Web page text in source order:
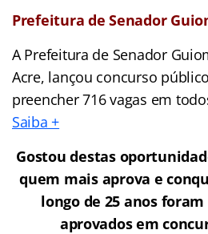
Prefeitura de Senador
A Prefeitura de Senador
Acre, lançou concurso
preencher 716 vagas em
Saiba +
Gostou destas
quem mais aprova e
longo de 25 anos
aprovados em